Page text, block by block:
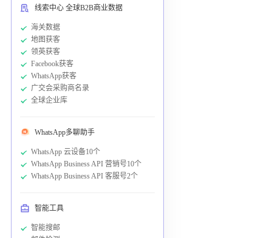
线索中心 全球B2B商业数据
海关数据
地图获客
领英获客
Facebook获客
WhatsApp获客
广交会采购商名录
全球企业库
WhatsApp多聊助手
WhatsApp 云设备10个
WhatsApp Business API 营销号10个
WhatsApp Business API 客服号2个
智能工具
智能搜邮